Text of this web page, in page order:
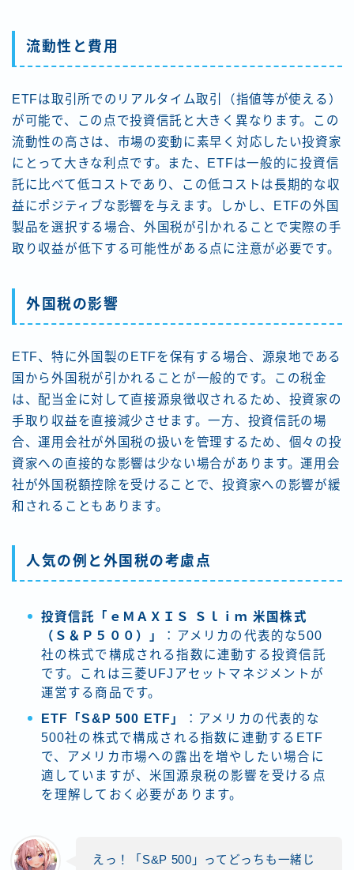
流動性と費用
ETFは取引所でのリアルタイム取引（指値等が使える）
が可能で、この点で投資信託と大きく異なります。この
流動性の高さは、市場の変動に素早く対応したい投資家
にとって大きな利点です。また、ETFは一般的に投資信
託に比べて低コストであり、この低コストは長期的な収
益にポジティブな影響を与えます。しかし、ETFの外国
製品を選択する場合、外国税が引かれることで実際の手
取り収益が低下する可能性がある点に注意が必要です。
外国税の影響
ETF、特に外国製のETFを保有する場合、源泉地である
国から外国税が引かれることが一般的です。この税金
は、配当金に対して直接源泉徴収されるため、投資家の
手取り収益を直接減少させます。一方、投資信託の場
合、運用会社が外国税の扱いを管理するため、個々の投
資家への直接的な影響は少ない場合があります。運用会
社が外国税額控除を受けることで、投資家への影響が緩
和されることもあります。
人気の例と外国税の考慮点
投資信託「ｅＭＡＸＩＳ Ｓｌｉｍ 米国株式
（Ｓ＆Ｐ５００）」
：アメリカの代表的な500
社の株式で構成される指数に連動する投資信託
です。これは三菱UFJアセットマネジメントが
運営する商品です。
ETF「S&P 500 ETF」
：アメリカの代表的な
500社の株式で構成される指数に連動するETF
で、アメリカ市場への露出を増やしたい場合に
適していますが、米国源泉税の影響を受ける点
を理解しておく必要があります。
えっ！「S&P 500」ってどっちも一緒じ